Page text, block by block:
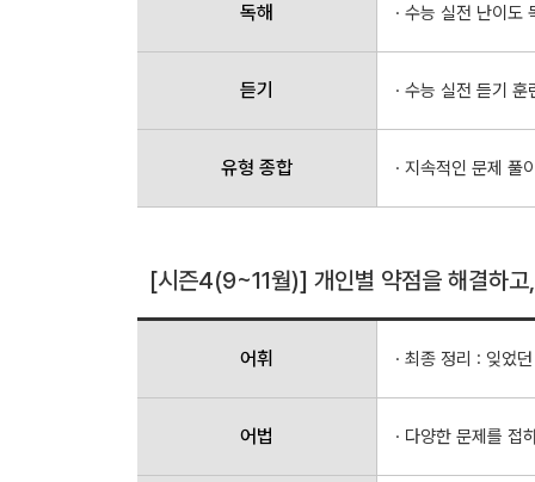
독해 · 수능 실전 난이도
듣기 · 수능 실전 듣기
유형 종합 · 지속적인 문제 풀
[시즌4(9~11월)] 개인별 약점을 해결하고
어휘 · 최종 정리 : 잊었
어법 · 다양한 문제를 접